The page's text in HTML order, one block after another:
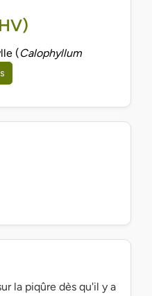
(Calophyllum
la piqûre dès qu'il y a